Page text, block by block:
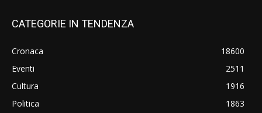
CATEGORIE IN TENDENZA
Cronaca
18600
Eventi
2511
Cultura
1916
Politica
1863